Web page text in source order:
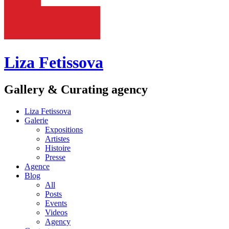
Liza Fetissova
Gallery & Curating agency
Liza Fetissova
Galerie
Expositions
Artistes
Histoire
Presse
Agence
Blog
All
Posts
Events
Videos
Agency